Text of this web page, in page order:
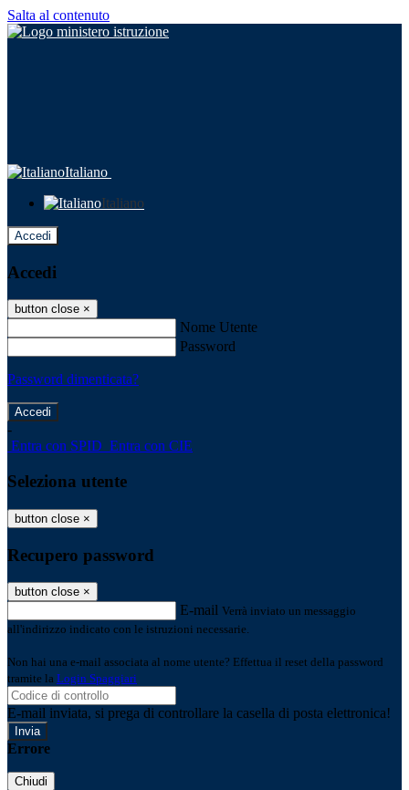
Salta al contenuto
Italiano
Italiano
Accedi
Accedi
button close ×
Nome Utente
Password
Password dimenticata?
-
Entra con SPID Entra con CIE
Seleziona utente
button close ×
Recupero password
button close ×
E-mail Verrà inviato un messaggio
all'indirizzo indicato con le istruzioni necessarie.
Non hai una e-mail associata al nome utente? Effettua il reset della password
tramite la Login Spaggiari
E-mail inviata, si prega di controllare la casella di posta elettronica!
Errore
Chiudi